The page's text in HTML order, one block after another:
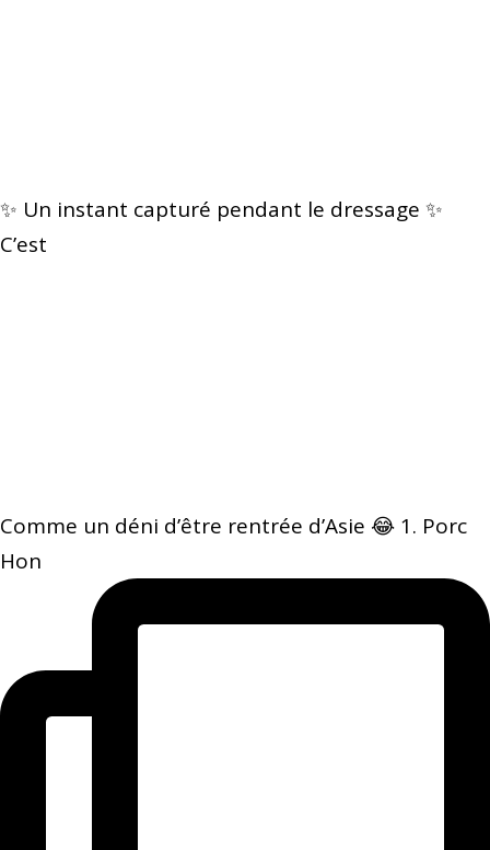
✨ Un instant capturé pendant le dressage ✨
C’est
Comme un déni d’être rentrée d’Asie 😂 1. Porc
Hon